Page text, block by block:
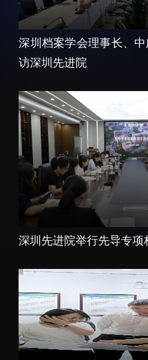
招生信息
学位培养
学生工作
学生就业
教育动态
交流动态
国合项目
出国境事务
来华指引
深圳档案学会理事长、
访深圳先进院
深圳先进院举行先导专